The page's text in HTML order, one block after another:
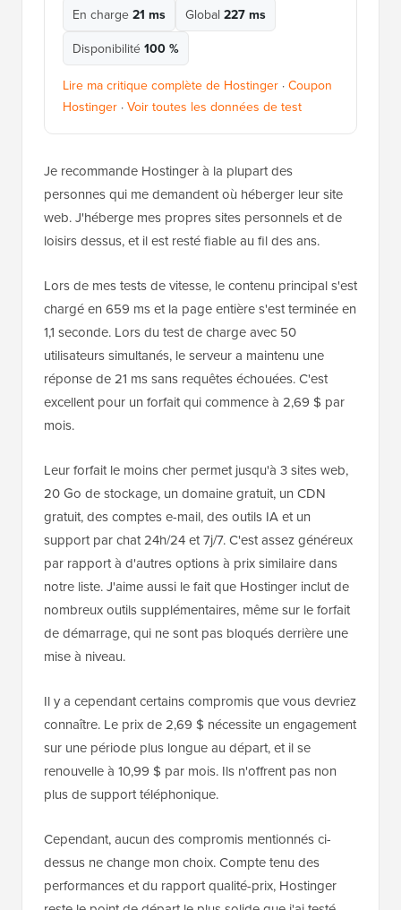
En charge 21 ms Global 227 ms
Disponibilité 100 %
Lire ma critique complète de Hostinger · Coupon
Hostinger · Voir toutes les données de test
Je recommande Hostinger à la plupart des
personnes qui me demandent où héberger leur site
web. J'héberge mes propres sites personnels et de
loisirs dessus, et il est resté fiable au fil des ans.
Lors de mes tests de vitesse, le contenu principal s'est
chargé en 659 ms et la page entière s'est terminée en
1,1 seconde. Lors du test de charge avec 50
utilisateurs simultanés, le serveur a maintenu une
réponse de 21 ms sans requêtes échouées. C'est
excellent pour un forfait qui commence à 2,69 $ par
mois.
Leur forfait le moins cher permet jusqu'à 3 sites web,
20 Go de stockage, un domaine gratuit, un CDN
gratuit, des comptes e-mail, des outils IA et un
support par chat 24h/24 et 7j/7. C'est assez généreux
par rapport à d'autres options à prix similaire dans
notre liste. J'aime aussi le fait que Hostinger inclut de
nombreux outils supplémentaires, même sur le forfait
de démarrage, qui ne sont pas bloqués derrière une
mise à niveau.
Il y a cependant certains compromis que vous devriez
connaître. Le prix de 2,69 $ nécessite un engagement
sur une période plus longue au départ, et il se
renouvelle à 10,99 $ par mois. Ils n'offrent pas non
plus de support téléphonique.
Cependant, aucun des compromis mentionnés ci-
dessus ne change mon choix. Compte tenu des
performances et du rapport qualité-prix, Hostinger